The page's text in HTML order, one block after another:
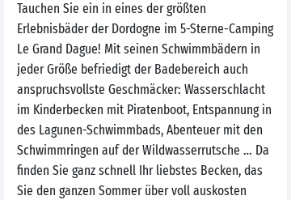
Tauchen Sie ein in eines der größten
Erlebnisbäder der Dordogne im 5-Sterne-Camping
Le Grand Dague! Mit seinen Schwimmbädern in
jeder Größe befriedigt der Badebereich auch
anspruchsvollste Geschmäcker: Wasserschlacht
im Kinderbecken mit Piratenboot, Entspannung in
des Lagunen-Schwimmbads, Abenteuer mit den
Schwimmringen auf der Wildwasserrutsche … Da
finden Sie ganz schnell Ihr liebstes Becken, das
Sie den ganzen Sommer über voll auskosten